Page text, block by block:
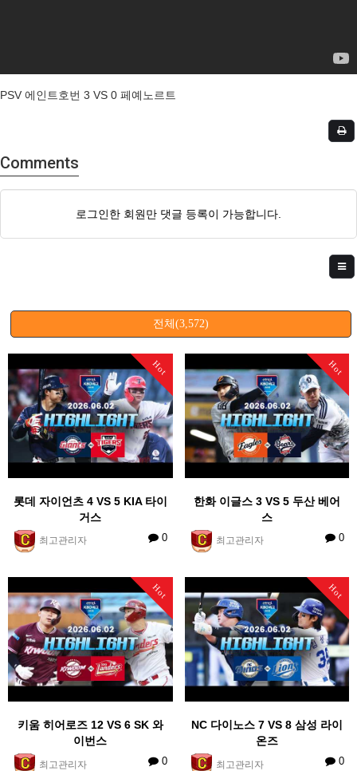
PSV 에인트호번 3 VS 0 페예노르트
Comments
로그인한 회원만 댓글 등록이 가능합니다.
전체(3,572)
Hot
롯데 자이언츠 4 VS 5 KIA 타이
거스
최고관리자 0
Hot
한화 이글스 3 VS 5 두산 베어
스
최고관리자 0
Hot
키움 히어로즈 12 VS 6 SK 와
이번스
최고관리자 0
Hot
NC 다이노스 7 VS 8 삼성 라이
온즈
최고관리자 0